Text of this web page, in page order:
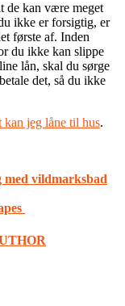
de kan være meget
ikke er forsigtig, er
første af. Inden
du ikke kan slippe
lån, skal du sørge
det, så du ikke
kan jeg låne til hus.
med vildmarksbad